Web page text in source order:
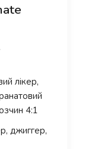
лікер,
4:1
джиггер,